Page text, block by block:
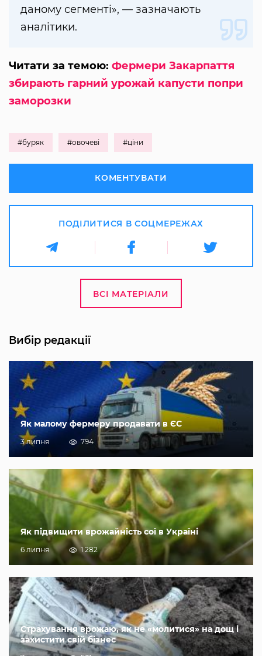
даному сегменті», — зазначають
аналітики.
Читати за темою: Фермери Закарпаття
збирають гарний урожай капусти попри
заморозки
#буряк #овочеві #ціни
КОМЕНТУВАТИ
ПОДІЛИТИСЯ В СОЦМЕРЕЖАХ
ВСІ МАТЕРІАЛИ
Вибір редакції
Як малому фермеру продавати в ЄС
3 липня 794
Як підвищити врожайність сої в Україні
6 липня 1 282
Страхування врожаю, як не «молитися» на дощ і
захистити свій бізнес